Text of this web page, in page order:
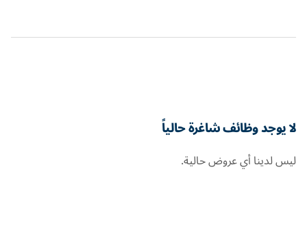
لا يوجد وظائف شاغرة حالياً
ليس لدينا أي عروض حالية.